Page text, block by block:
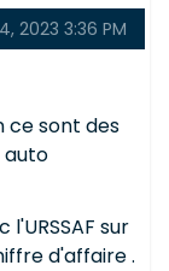
2023 3:36 PM
ce sont des
auto
sur
d'affaire .